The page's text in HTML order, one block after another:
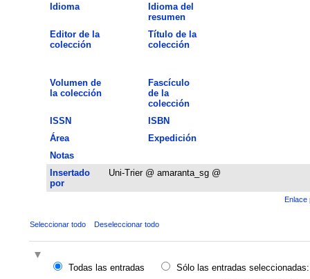
Idioma
Idioma del
resumen
Editor de la
colección
Título de la
colección
Volumen de
la colección
Fascículo
de la
colección
ISSN
ISBN
Área
Expedición
Notas
Insertado
por
Uni-Trier @ amaranta_sg @
Enlace
Seleccionar todo Deseleccionar todo
Todas las entradas
Sólo las entradas seleccionadas: